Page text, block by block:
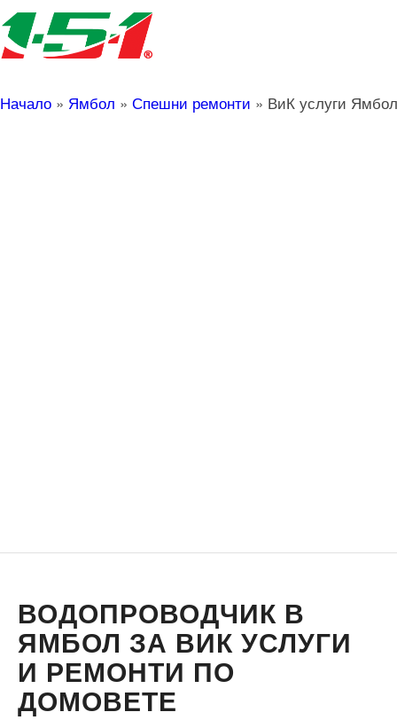
Начало » Ямбол » Спешни ремонти » ВиК услуги Ямбол
ВОДОПРОВОДЧИК В
ЯМБОЛ ЗА ВИК УСЛУГИ
И РЕМОНТИ ПО
ДОМОВЕТЕ